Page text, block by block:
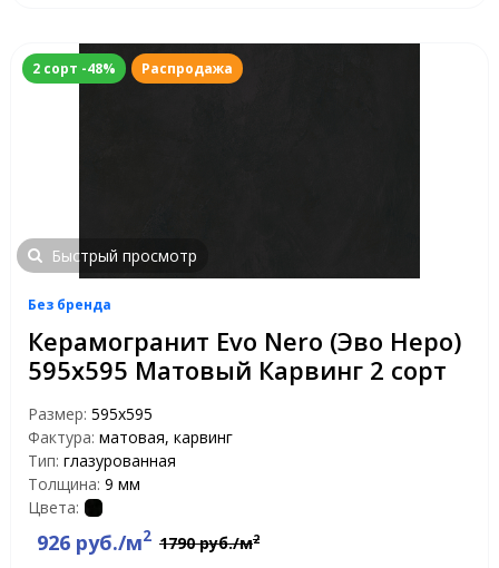
2 сорт -48% Распродажа
Быстрый просмотр
Без бренда
Керамогранит Evo Nero (Эво Неро)
595x595 Матовый Карвинг 2 сорт
Размер: 595x595
Фактура: матовая, карвинг
Тип: глазурованная
Толщина: 9 мм
Цвета:
926 руб./м2 1790 руб./м2